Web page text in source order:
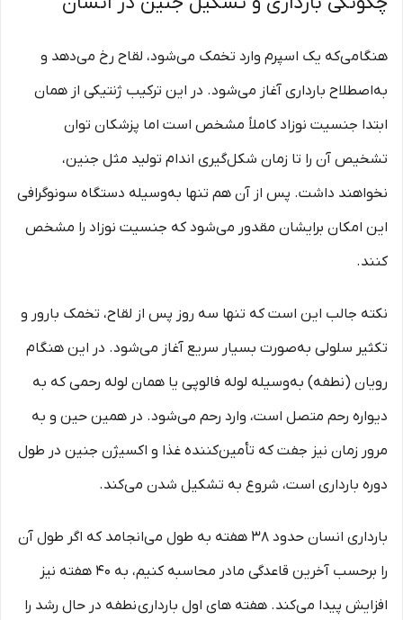
هنگامی‌که یک اسپرم وارد تخمک می‌شود، لقاح رخ می‌دهد و
به‌اصطلاح بارداری آغاز می‌شود. در این ترکیب ژنتیکی از همان
ابتدا جنسیت نوزاد کاملاً مشخص است اما پزشکان توان
تشخیص آن را تا زمان شکل‌گیری اندام تولید مثل جنین،
نخواهند داشت. پس‌ از آن هم تنها به‌وسیله دستگاه سونوگرافی
این امکان برایشان مقدور می‌شود که جنسیت نوزاد را مشخص
کنند.
نکته جالب این است که تنها سه روز پس از لقاح، تخمک بارور و
تکثیر سلولی به‌صورت بسیار سریع آغاز می‌شود. در این هنگام
رویان (نطفه) به‌وسیله لوله فالوپی یا همان لوله رحمی که به
دیواره رحم متصل است، وارد رحم می‌شود. در همین حین و به
‌مرور زمان نیز جفت که تأمین‌کننده غذا و اکسیژن جنین در طول
دوره بارداری است، شروع به تشکیل شدن می‌کند.
بارداری انسان حدود 38 هفته به طول می‌انجامد که اگر طول آن
را برحسب آخرین قاعدگی مادر محاسبه کنیم، به 40 هفته نیز
افزایش پیدا می‌کند. هفته های اول بارداری نطفه در حال رشد را